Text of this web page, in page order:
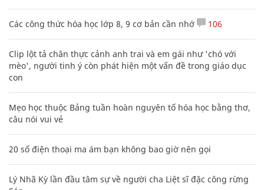
Các công thức hóa học lớp 8, 9 cơ bản cần nhớ 106
Clip lột tả chân thực cảnh anh trai và em gái như 'chó với
mèo', người tinh ý còn phát hiện một vấn đề trong giáo dục
con
Mẹo học thuộc Bảng tuần hoàn nguyên tố hóa học bằng thơ,
câu nói vui vẻ
20 số điện thoại ma ám bạn không bao giờ nên gọi
Lý Nhã Kỳ lần đầu tâm sự về người cha Liệt sĩ đặc công rừng